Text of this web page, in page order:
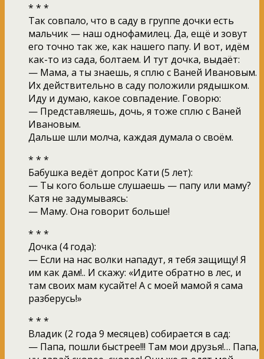
* * *
Так совпало, что в саду в группе дочки есть
мальчик — наш однофамилец. Да, ещё и зовут
его точно так же, как нашего папу. И вот, идём
как-то из сада, болтаем. И тут дочка, выдаёт:
— Мама, а ты знаешь, я сплю с Ваней Ивановым.
Их действительно в саду положили рядышком.
Иду и думаю, какое совпадение. Говорю:
— Представляешь, дочь, я тоже сплю с Ваней
Ивановым.
Дальше шли молча, каждая думала о своём.
* * *
Бабушка ведёт допрос Кати (5 лет):
— Ты кого больше слушаешь — папу или маму?
Катя не задумываясь:
— Маму. Она говорит больше!
* * *
Дочка (4 года):
— Если на нас волки нападут, я тебя защищу! Я
им как дам!.. И скажу: «Идите обратно в лес, и
там своих мам кусайте! А с моей мамой я сама
разберусь!»
* * *
Владик (2 года 9 месяцев) собирается в сад:
— Папа, пошли быстрее!!! Там мои друзья!… Папа,